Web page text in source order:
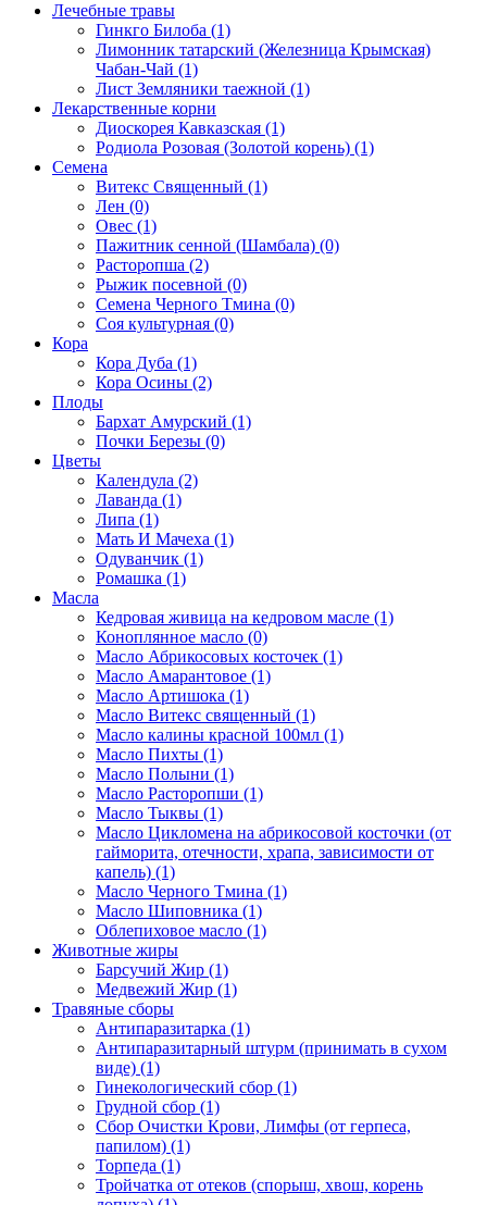
Лечебные травы
Гинкго Билоба (1)
Лимонник татарский (Железница Крымская)
Чабан-Чай (1)
Лист Земляники таежной (1)
Лекарственные корни
Диоскорея Кавказская (1)
Родиола Розовая (Золотой корень) (1)
Семена
Витекс Священный (1)
Лен (0)
Овес (1)
Пажитник сенной (Шамбала) (0)
Расторопша (2)
Рыжик посевной (0)
Семена Черного Тмина (0)
Соя культурная (0)
Кора
Кора Дуба (1)
Кора Осины (2)
Плоды
Бархат Амурский (1)
Почки Березы (0)
Цветы
Календула (2)
Лаванда (1)
Липа (1)
Мать И Мачеха (1)
Одуванчик (1)
Ромашка (1)
Масла
Кедровая живица на кедровом масле (1)
Коноплянное масло (0)
Масло Абрикосовых косточек (1)
Масло Амарантовое (1)
Масло Артишока (1)
Масло Витекс священный (1)
Масло калины красной 100мл (1)
Масло Пихты (1)
Масло Полыни (1)
Масло Расторопши (1)
Масло Тыквы (1)
Масло Цикломена на абрикосовой косточки (от
гайморита, отечности, храпа, зависимости от
капель) (1)
Масло Черного Тмина (1)
Масло Шиповника (1)
Облепиховое масло (1)
Животные жиры
Барсучий Жир (1)
Медвежий Жир (1)
Травяные сборы
Антипаразитарка (1)
Антипаразитарный штурм (принимать в сухом
виде) (1)
Гинекологический сбор (1)
Грудной сбор (1)
Сбор Очистки Крови, Лимфы (от герпеса,
папилом) (1)
Торпеда (1)
Тройчатка от отеков (спорыш, хвош, корень